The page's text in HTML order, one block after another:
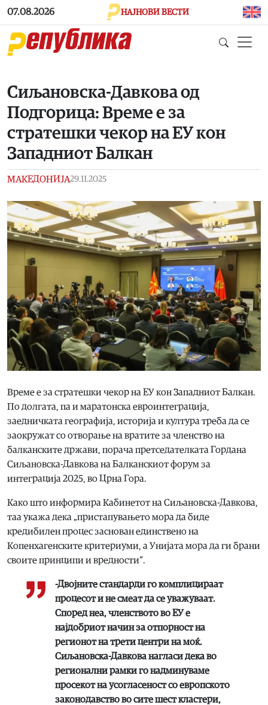
Skip to main content
07.08.2026 НАЈНОВИ ВЕСТИ
Сиљановска-Давкова од
Подгорица: Време е за
стратешки чекор на ЕУ кон
Западниот Балкан
МАКЕДОНИЈА29.11.2025
Време е за стратешки чекор на ЕУ кон Западниот Балкан.
По долгата, па и маратонска евроинтеграција,
заедничката географија, историја и култура треба да се
заокружат со отворање на вратите за членство на
балканските држави, порача претседателката Гордана
Сиљановска-Давкова на Балканскиот форум за
интеграција 2025, во Црна Гора.
Како што информира Кабинетот на Сиљановска-Давкова,
таа укажа дека „пристапувањето мора да биде
кредибилен процес заснован единствено на
Копенхагенските критериуми, а Унијата мора да ги брани
своите принципи и вредности“.
-Двојните стандарди го комплицираат
процесот и не смеат да се уважуваат.
Според неа, членството во ЕУ е
најдобриот начин за отпорност на
регионот на трети центри на моќ.
Сиљановска-Давкова нагласи дека во
регионални рамки го надминуваме
просекот на усогласеност со европското
законодавство во сите шест кластери,